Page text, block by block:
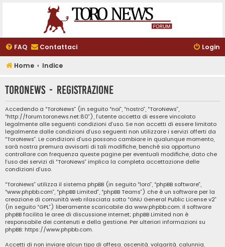
FAQ Contattaci Login
Home Indice
ToroNews - Registrazione
Accedendo a “ToroNews” (in seguito “noi”, “nostro”, “ToroNews”,
“http://forum.toronews.net:80”), l’utente accetta di essere vincolato
legalmente alle seguenti condizioni d’uso. Se non accetti di essere limitato
legalmente dalle condizioni d’uso seguenti non utilizzare i servizi offerti da
“ToroNews”. Le condizioni d’uso possono cambiare in qualunque momento,
sarà nostra premura avvisarti di tali modifiche, benché sia opportuno
controllare con frequenza queste pagine per eventuali modifiche, dato che
l’uso dei servizi di “ToroNews” implica la completa accettazione delle
condizioni d’uso.
“ToroNews” utilizza il sistema phpBB (in seguito “loro”, “phpBB software”,
“www.phpbb.com”, “phpBB Limited”, “phpBB Teams”) che è un software per la
creazione di comunità web rilasciata sotto “GNU General Public License v2”
(in seguito “GPL”) liberamente scaricabile da www.phpbb.com. Il software
phpBB facilita le aree di discussione internet; phpBB Limited non è
responsabile dei contenuti e della gestione. Per ulteriori informazioni su
phpBB: https://www.phpbb.com.
Accetti di non inviare alcun tipo di offesa, oscenità, volgarità, calunnia,